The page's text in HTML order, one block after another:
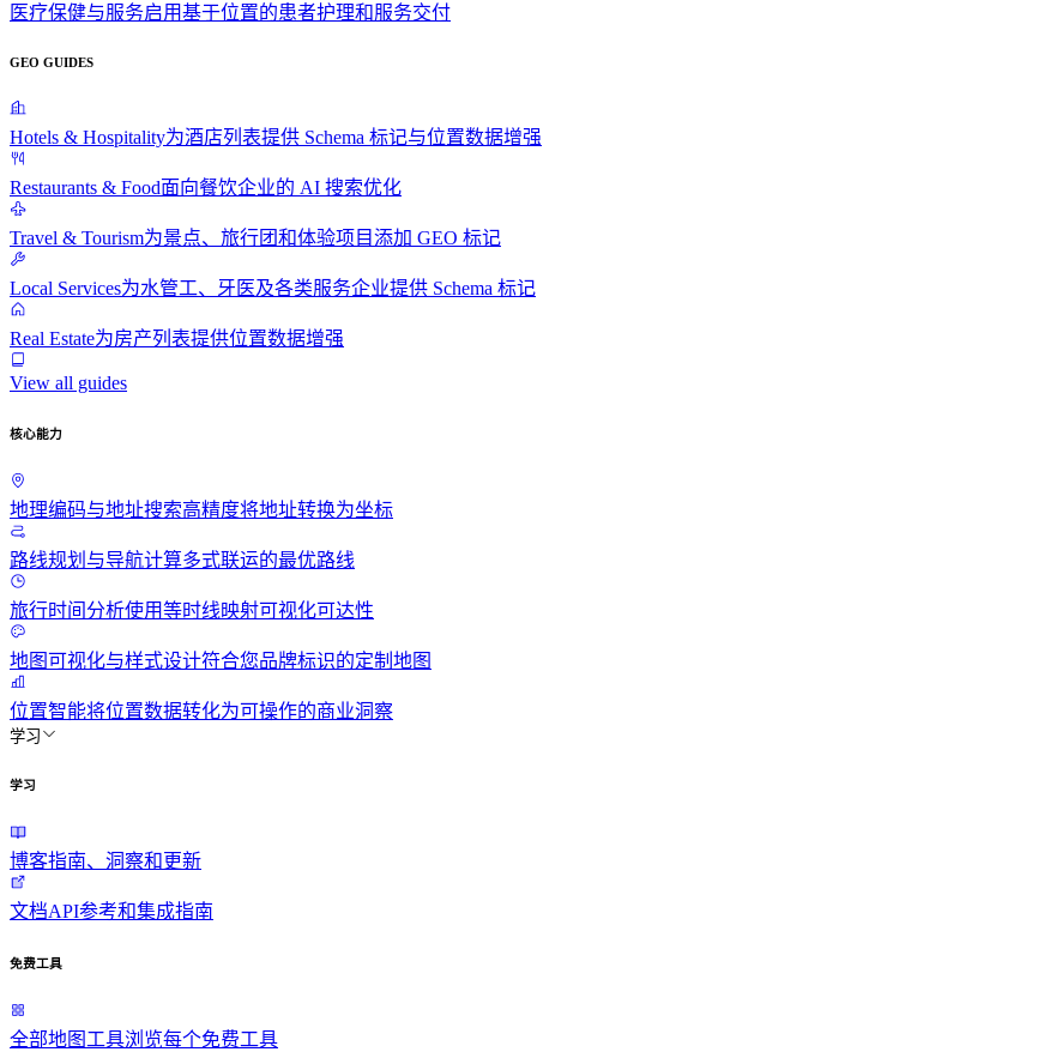
医疗保健与服务启用基于位置的患者护理和服务交付
GEO GUIDES
Hotels & Hospitality为酒店列表提供 Schema 标记与位置数据增强
Restaurants & Food面向餐饮企业的 AI 搜索优化
Travel & Tourism为景点、旅行团和体验项目添加 GEO 标记
Local Services为水管工、牙医及各类服务企业提供 Schema 标记
Real Estate为房产列表提供位置数据增强
View all guides
核心能力
地理编码与地址搜索高精度将地址转换为坐标
路线规划与导航计算多式联运的最优路线
旅行时间分析使用等时线映射可视化可达性
地图可视化与样式设计符合您品牌标识的定制地图
位置智能将位置数据转化为可操作的商业洞察
学习
学习
博客指南、洞察和更新
文档API参考和集成指南
免费工具
全部地图工具浏览每个免费工具